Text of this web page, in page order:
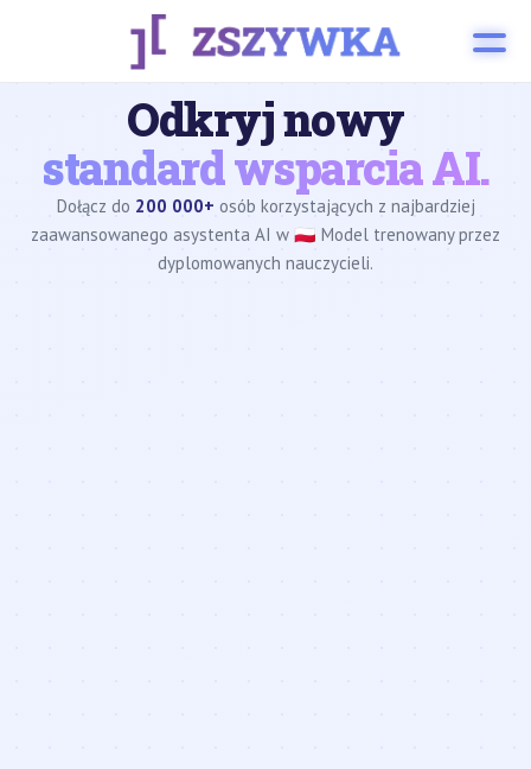
Odkryj nowy
standard wsparcia AI.
Dołącz do 200 000+ osób korzystających z najbardziej
zaawansowanego asystenta AI w 🇵🇱 Model trenowany przez
dyplomowanych nauczycieli.